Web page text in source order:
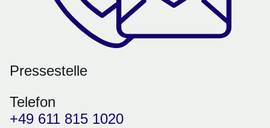
Pressestelle
Telefon
+49 611 815 1020